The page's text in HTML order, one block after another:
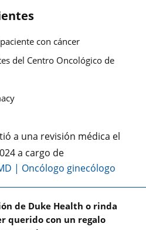
con cáncer
del Centro Oncológico de
a una revisión médica el
a cargo de
| Oncólogo ginecólogo
de Duke Health o rinda
querido con un regalo